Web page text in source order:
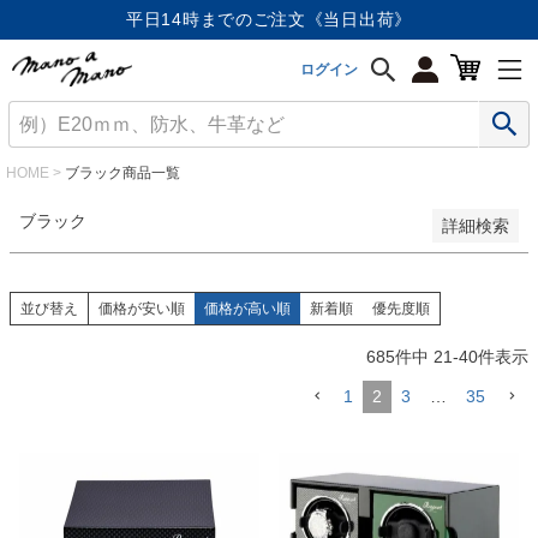
平日14時までのご注文《当日出荷》
ログイン
HOME ブラック商品一覧
ブラック 詳細検索
価格が安い順
価格が高い順
優先度順
キーワードヒット順
並び替え 価格が安い順 価格が高い順 新着順 優先度順
685件中 21-40件表示
1 2 3 35